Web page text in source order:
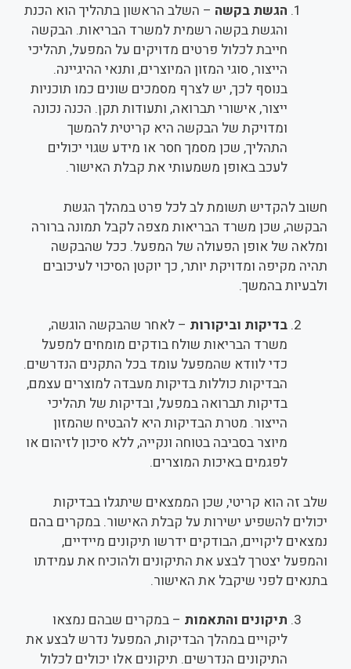
הגשת בקשה – השלב הראשון בתהליך הוא הכנת
והגשת בקשה רשמית למשרד הבריאות. הבקשה
חייבת לכלול פרטים מדויקים על המפעל, תהליכי
הייצור, סוגי המזון המיוצרים, ותנאי ההיגיינה.
בנוסף לכך, יש לצרף מסמכים שונים כמו תוכניות
ייצור, אישורי תברואה, ותעודות תקן. הכנה נכונה
ומדויקת של הבקשה היא קריטית להמשך
התהליך, שכן מסמך חסר או מידע שגוי יכולים
לעכב באופן משמעותי את קבלת האישור.
חשוב להקדיש תשומת לב לכל פרט במהלך הגשת
הבקשה, שכן משרד הבריאות מצפה לקבל תמונה ברורה
ומלאה של אופן הפעולה של המפעל. ככל שהבקשה
תהיה מקיפה ומדויקת יותר, כך יוקטן הסיכוי לעיכובים
ולבעיות בהמשך.
בדיקות וביקורות – לאחר שהבקשה הוגשה,
משרד הבריאות שולח בודקים מומחים למפעל
כדי לוודא שהמפעל עומד בכל התקנים הנדרשים.
הבדיקות כוללות בדיקות מעבדה למוצרים עצמם,
בדיקות תברואה במפעל, ובדיקות של תהליכי
הייצור. מטרת הבדיקות היא להבטיח שהמזון
מיוצר בסביבה בטוחה ונקייה, ללא סיכון לזיהום או
לפגמים באיכות המוצרים.
שלב זה הוא קריטי, שכן הממצאים שיתגלו בבדיקות
יכולים להשפיע ישירות על קבלת האישור. במקרים בהם
נמצאים ליקויים, הבודקים ידרשו תיקונים מיידיים,
והמפעל יצטרך לבצע את התיקונים ולהוכיח את עמידתו
בתנאים לפני שיקבל את האישור.
תיקונים והתאמות – במקרים שבהם נמצאו
ליקויים במהלך הבדיקות, המפעל נדרש לבצע את
התיקונים הנדרשים. תיקונים אלו יכולים לכלול